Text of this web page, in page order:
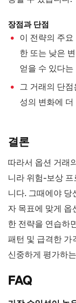
장점과 단점
이 전략의 주
한 또는 낮은
얻을 수 있다는
그 거래의 단
성의 변화에
결론
따라서 옵션 거래
니라 위험-보상
니다. 그때에야 당
자 목표에 맞게 옵
한 전략을 연습하
패턴 및 급격한 가
신중하게 평가하
FAQ